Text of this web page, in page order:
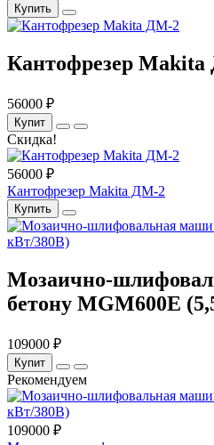
Купить
Кантофрезер
56000 ₽
Купит
Скидка!
56000 ₽
Кантофрезер Makita ДМ-2
Купить
Мозаично-
бетону MGM600Е
109000 ₽
Купит
Рекомендуем
109000 ₽